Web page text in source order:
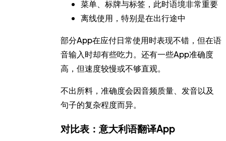
菜单、标牌与标签 ，此时语境非常重要
离线使用 ，特别是在出行途中
部分App在应付日常使用时表现不错，但在语
音输入时却有些吃力。还有一些App准确度
高，但速度较慢或不够直观。
不出所料，准确度会因音频质量、发音以及
句子的复杂程度而异。
对比表：意大利语翻译App